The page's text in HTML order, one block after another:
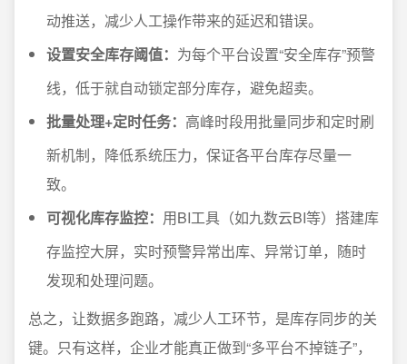
动推送，减少人工操作带来的延迟和错误。
设置安全库存阈值： 为每个平台设置“安全库存”预警
线，低于就自动锁定部分库存，避免超卖。
批量处理+定时任务： 高峰时段用批量同步和定时刷
新机制，降低系统压力，保证各平台库存尽量一
致。
可视化库存监控： 用BI工具（如九数云BI等）搭建库
存监控大屏，实时预警异常出库、异常订单，随时
发现和处理问题。
总之，让数据多跑路，减少人工环节，是库存同步的关
键。只有这样，企业才能真正做到“多平台不掉链子”，